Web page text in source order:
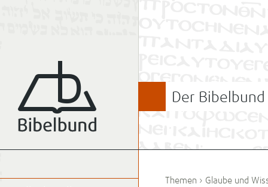
Der Bibelbund
Themen › Glaube und